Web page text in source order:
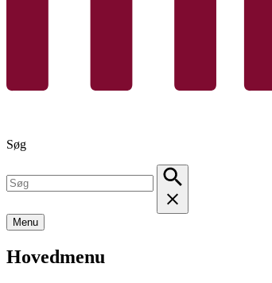
Søg
Menu
Hovedmenu